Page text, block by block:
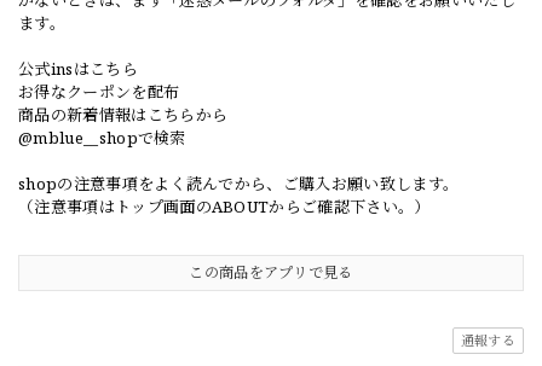
ます。
公式insはこちら
お得なクーポンを配布
商品の新着情報はこちらから
@mblue__shopで検索
shopの注意事項をよく読んでから、ご購入お願い致します。
（注意事項はトップ画面のABOUTからご確認下さい。）
この商品をアプリで見る
通報する